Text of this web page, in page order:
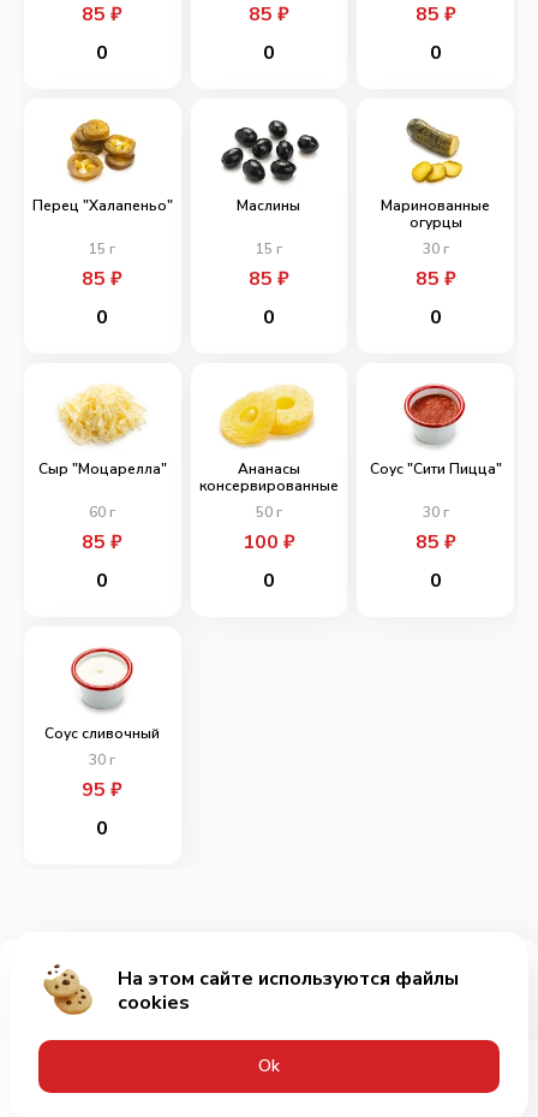
85₽
0
85 ₽
0
85 ₽
0
Перец "Халапеньо"
15 г
85₽
0
Маслины
15 г
85 ₽
0
Маринованные
огурцы
30г
85 ₽
0
Сыр "Моцарелла"
60 г
85₽
0
Ананасы
консервированные
50г
100 ₽
0
Соус "Сити Пицца"
30г
85 ₽
0
Соус сливочный
30 г
95₽
0
Добавить за 679₽
На этом сайте используются файлы
cookies
Оk